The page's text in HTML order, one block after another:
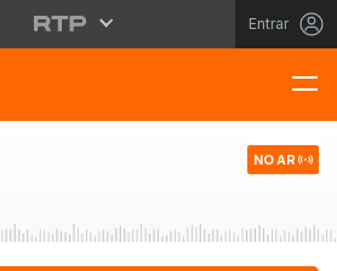
Entrar
NO AR